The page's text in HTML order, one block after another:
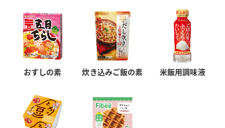
おすしの素 炊き込みご飯の素 米飯用調味液